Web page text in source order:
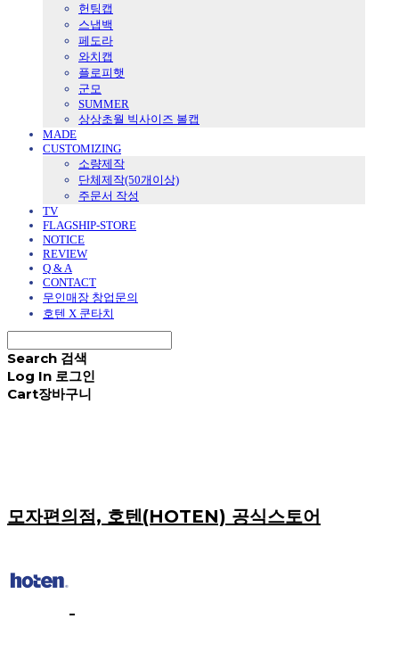
헌팅캡
스냅백
페도라
와치캡
플로피햇
군모
SUMMER
상상초월 빅사이즈 볼캡
MADE
CUSTOMIZING
소량제작
단체제작(50개이상)
주문서 작성
TV
FLAGSHIP-STORE
NOTICE
REVIEW
Q & A
CONTACT
무인매장 창업문의
호텐 X 쿤타치
Search 검색
Log In 로그인
Cart장바구니
모자편의점, 호텐(HOTEN) 공식스토어